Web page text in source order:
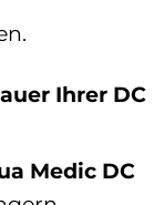
Ihrer DC
Medic DC